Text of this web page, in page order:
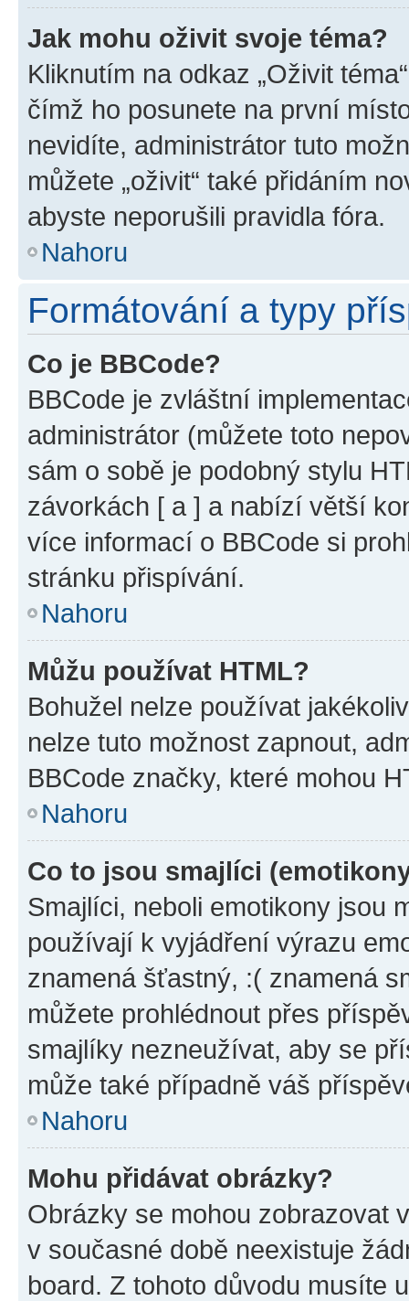
Jak mohu oživit svoje téma?
Kliknutím na odkaz „Oživit
čímž ho posunete na první
nevidíte, administrátor tuto
můžete „oživit“ také přidáním
abyste neporušili pravidla fóra.
Nahoru
Formátování a typy
Co je BBCode?
BBCode je zvláštní
administrátor (můžete toto
sám o sobě je podobný stylu
závorkách [ a ] a nabízí větší
více informací o BBCode si
stránku přispívání.
Nahoru
Můžu používat HTML?
Bohužel nelze používat
nelze tuto možnost zapnout,
BBCode značky, které mohou
Nahoru
Co to jsou smajlíci
Smajlíci, neboli emotikony jsou
používají k vyjádření výrazu
znamená šťastný, :( znamená
můžete prohlédnout přes
smajlíky nezneužívat, aby se
může také případně váš
Nahoru
Mohu přidávat obrázky?
Obrázky se mohou zobrazovat
v současné době neexistuje
board. Z tohoto důvodu musíte